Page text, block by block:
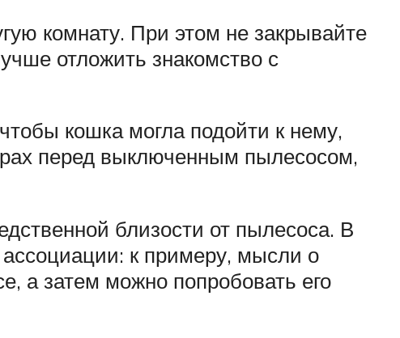
комнату. При этом не закрывайте
отложить знакомство с
кошка могла подойти к нему,
перед выключенным пылесосом,
близости от пылесоса. В
к примеру, мысли о
а затем можно попробовать его